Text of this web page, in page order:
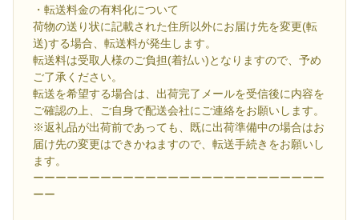
・転送料金の有料化について
荷物の送り状に記載された住所以外にお届け先を変更(転
送)する場合、転送料が発生します。
転送料は受取人様のご負担(着払い)となりますので、予め
ご了承ください。
転送を希望する場合は、出荷完了メールを受信後に内容を
ご確認の上、ご自身で配送会社にご連絡をお願いします。
※返礼品が出荷前であっても、既に出荷準備中の場合はお
届け先の変更はできかねますので、転送手続きをお願いし
ます。
ーーーーーーーーーーーーーーーーーーーーーーーーーー
ーー